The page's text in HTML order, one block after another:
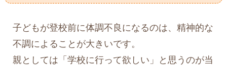
子どもが登校前に体調不良になるのは、精神的な
不調によることが大きいです。
親としては「学校に行って欲しい」と思うのが当